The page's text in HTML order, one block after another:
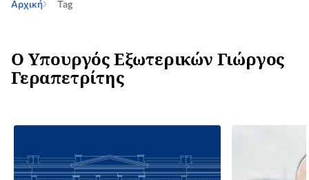
Αρχική Tag
Ο Υπουργός Εξωτερικών Γιώργος
Γεραπετρίτης